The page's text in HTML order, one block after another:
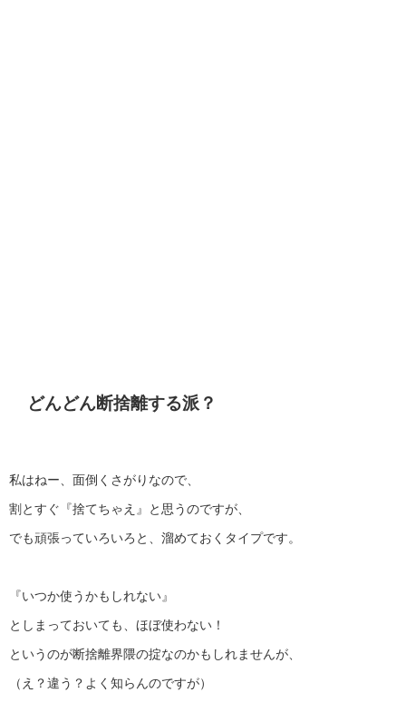
どんどん断捨離する派？
私はねー、面倒くさがりなので、
割とすぐ『捨てちゃえ』と思うのですが、
でも頑張っていろいろと、溜めておくタイプです。
『いつか使うかもしれない』
としまっておいても、ほぼ使わない！
というのが断捨離界隈の掟なのかもしれませんが、
（え？違う？よく知らんのですが）